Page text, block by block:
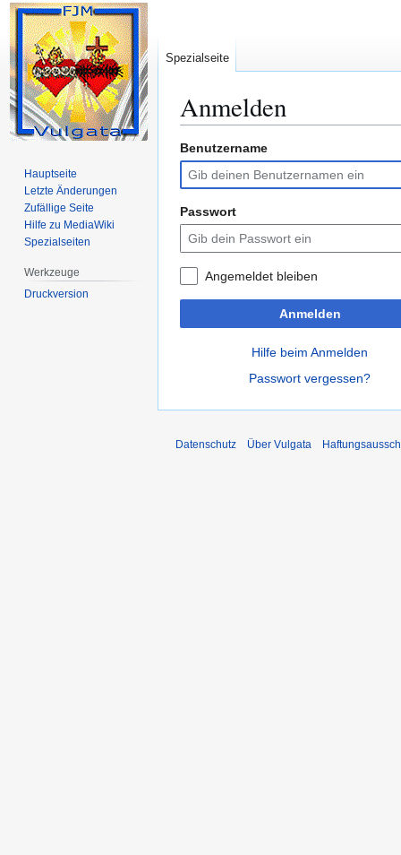
Anmelden
Zur
Navigation
springen
Zur
Suche
springen
Benutzername
Passwort
Angemeldet bleiben
Anmelden
Hilfe beim Anmelden
Passwort vergessen?
Spezialseite
Hauptseite
Letzte Änderungen
Zufällige Seite
Hilfe zu MediaWiki
Spezialseiten
Werkzeuge
Druckversion
Datenschutz Über Vulgata